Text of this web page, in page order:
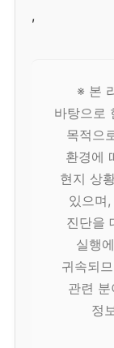
,
※ 본
바탕으로
목적으
환경에
현지 상
있으며,
진단을
실행
귀속되
관련
정